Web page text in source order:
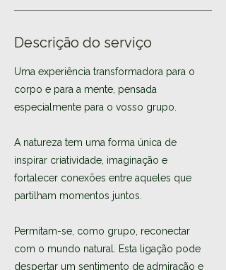
Descrição do serviço
Uma experiência transformadora para o
corpo e para a mente, pensada
especialmente para o vosso grupo.
A natureza tem uma forma única de
inspirar criatividade, imaginação e
fortalecer conexões entre aqueles que
partilham momentos juntos.
Permitam-se, como grupo, reconectar
com o mundo natural. Esta ligação pode
despertar um sentimento de admiração e